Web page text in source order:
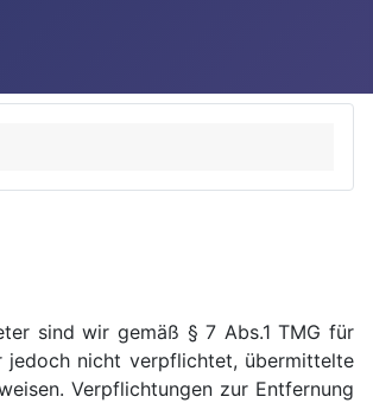
sind wir gemäß § 7 Abs.1 TMG für
jedoch nicht verpflichtet, übermittelte
Verpflichtungen zur Entfernung